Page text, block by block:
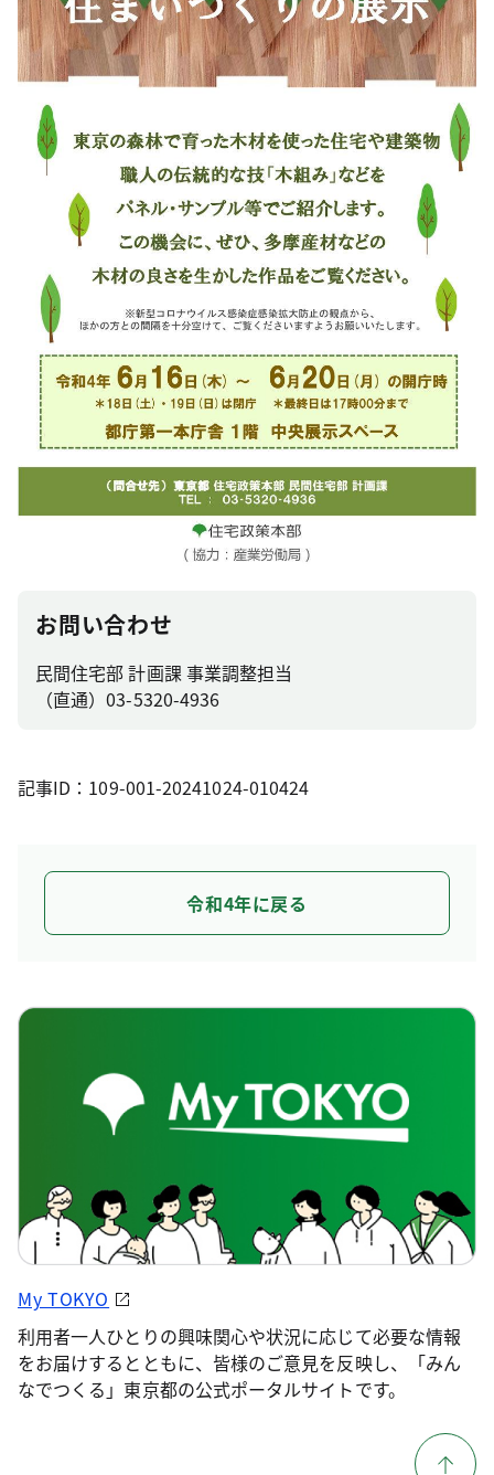
お問い合わせ
民間住宅部 計画課 事業調整担当
（直通）03-5320-4936
記事ID：109-001-20241024-010424
令和4年に戻る
My TOKYO
利用者一人ひとりの興味関心や状況に応じて必要な情報
をお届けするとともに、皆様のご意見を反映し、「みん
なでつくる」東京都の公式ポータルサイトです。